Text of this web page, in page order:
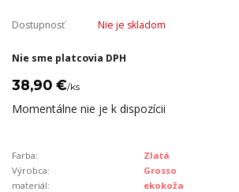
Dostupnosť Nie je skladom
Nie sme platcovia DPH
38,90 €/ks
Momentálne nie je k dispozícii
Farba:
Zlatá
Výrobca:
Grosso
materiál:
ekokoža